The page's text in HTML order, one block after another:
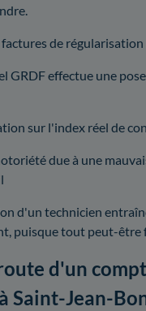
factures de régularisation
GRDF effectue une
sur l'index réel de
due à une
d'un technicien
puisque tout peut-être
d'un
Saint-Jean-